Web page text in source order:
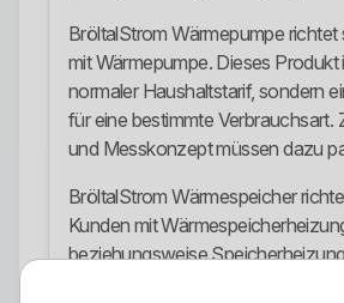
BröltalStrom Wärmepumpe richtet
mit Wärmepumpe. Dieses Produkt
normaler Haushaltstarif, sondern
für eine bestimmte Verbrauchsart.
und Messkonzept müssen dazu
BröltalStrom Wärmespeicher
Kunden mit
beziehungsweise